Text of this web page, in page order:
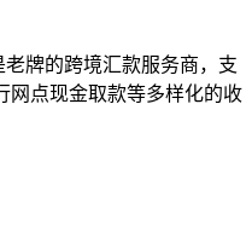
牌的跨境汇款服务商，支
网点现金取款等多样化的收